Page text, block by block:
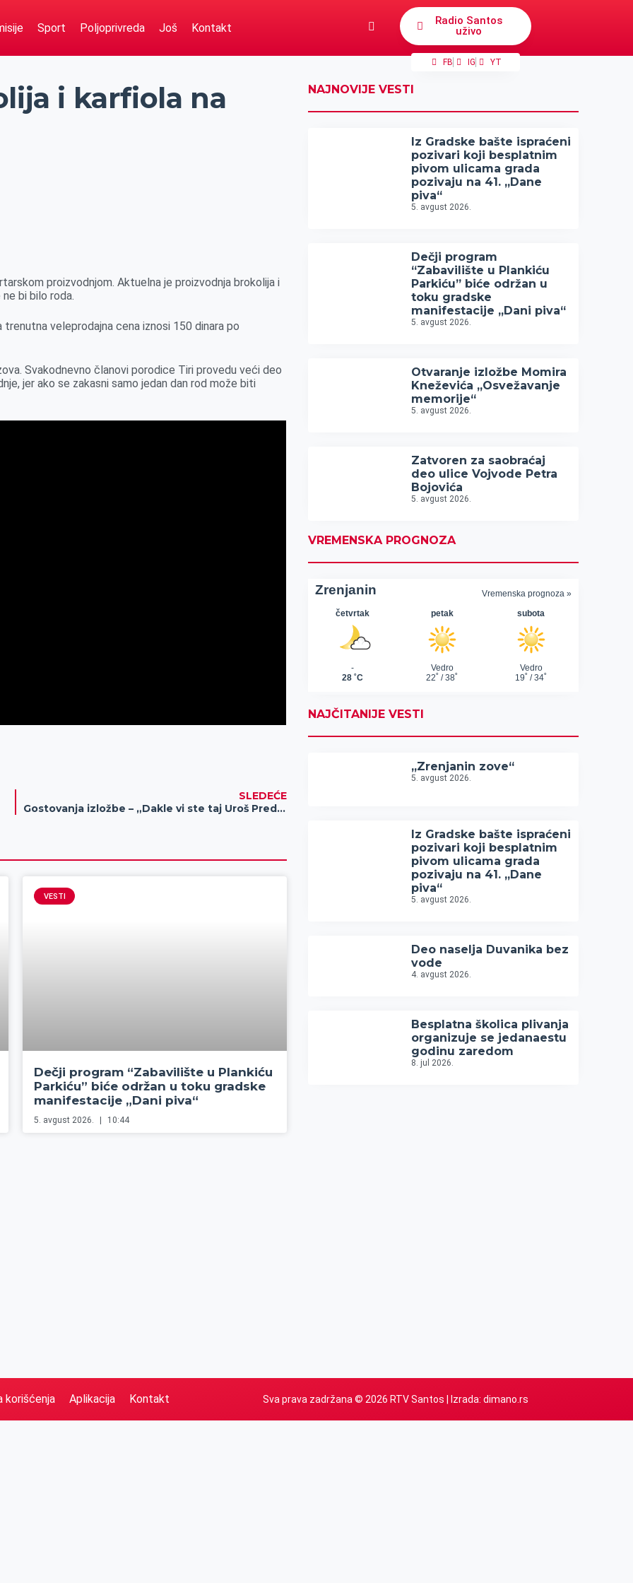
Sport Poljoprivreda Još Kontakt
Radio Santos
uživo
FB IG YT
i karfiola na
proizvodnjom. Aktuelna je proizvodnja brokolija i
bi bilo roda.
veleprodajna cena iznosi 150 dinara po
Svakodnevno članovi porodice Tiri provedu veći deo
jer ako se zakasni samo jedan dan rod može biti
SLEDEĆE
Gostovanja izložbe – „Dakle vi ste taj Uroš Predić“
VESTI
Dečji program “Zabavilište u Plankiću
Parkiću” biće održan u toku gradske
manifestacije „Dani piva“
5. avgust 2026. 10:44
NAJNOVIJE VESTI
Iz Gradske bašte ispraćeni
pozivari koji besplatnim
pivom ulicama grada
pozivaju na 41. „Dane
piva“
5. avgust 2026.
Dečji program
“Zabavilište u Plankiću
Parkiću” biće održan u
toku gradske
manifestacije „Dani piva“
5. avgust 2026.
Otvaranje izložbe Momira
Kneževića „Osvežavanje
memorije“
5. avgust 2026.
Zatvoren za saobraćaj
deo ulice Vojvode Petra
Bojovića
5. avgust 2026.
VREMENSKA PROGNOZA
NAJČITANIJE VESTI
„Zrenjanin zove“
5. avgust 2026.
Iz Gradske bašte ispraćeni
pozivari koji besplatnim
pivom ulicama grada
pozivaju na 41. „Dane
piva“
5. avgust 2026.
Deo naselja Duvanika bez
vode
4. avgust 2026.
Besplatna školica plivanja
organizuje se jedanaestu
godinu zaredom
8. jul 2026.
korišćenja Aplikacija Kontakt Sva prava zadržana © 2026 RTV Santos | Izrada: dimano.rs